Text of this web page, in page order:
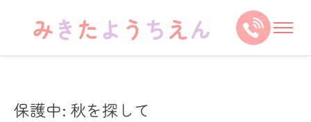
保護中: 秋を探して